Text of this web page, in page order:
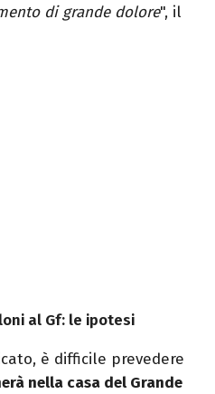
di grande dolore", il
al Gf: le ipotesi
è difficile prevedere
nella casa del Grande